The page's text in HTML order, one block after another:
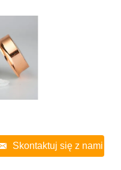
Skontaktuj się z nami